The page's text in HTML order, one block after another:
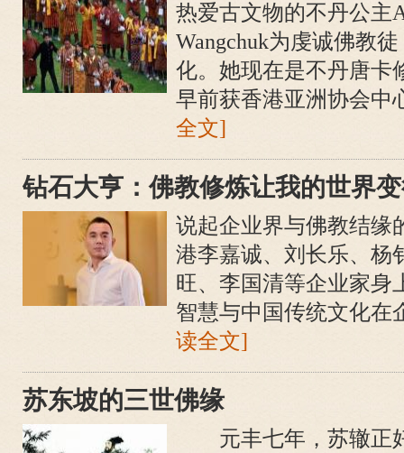
热爱古文物的不丹公主
Wangchuk为虔诚佛教
化。她现在是不丹唐卡
早前获香港亚洲协会中
全文]
钻石大亨：佛教修炼让我的世界
说起企业界与佛教结缘
港李嘉诚、刘长乐、杨
旺、李国清等企业家身
智慧与中国传统文化在
读全文]
苏东坡的三世佛缘
元丰七年，苏辙正